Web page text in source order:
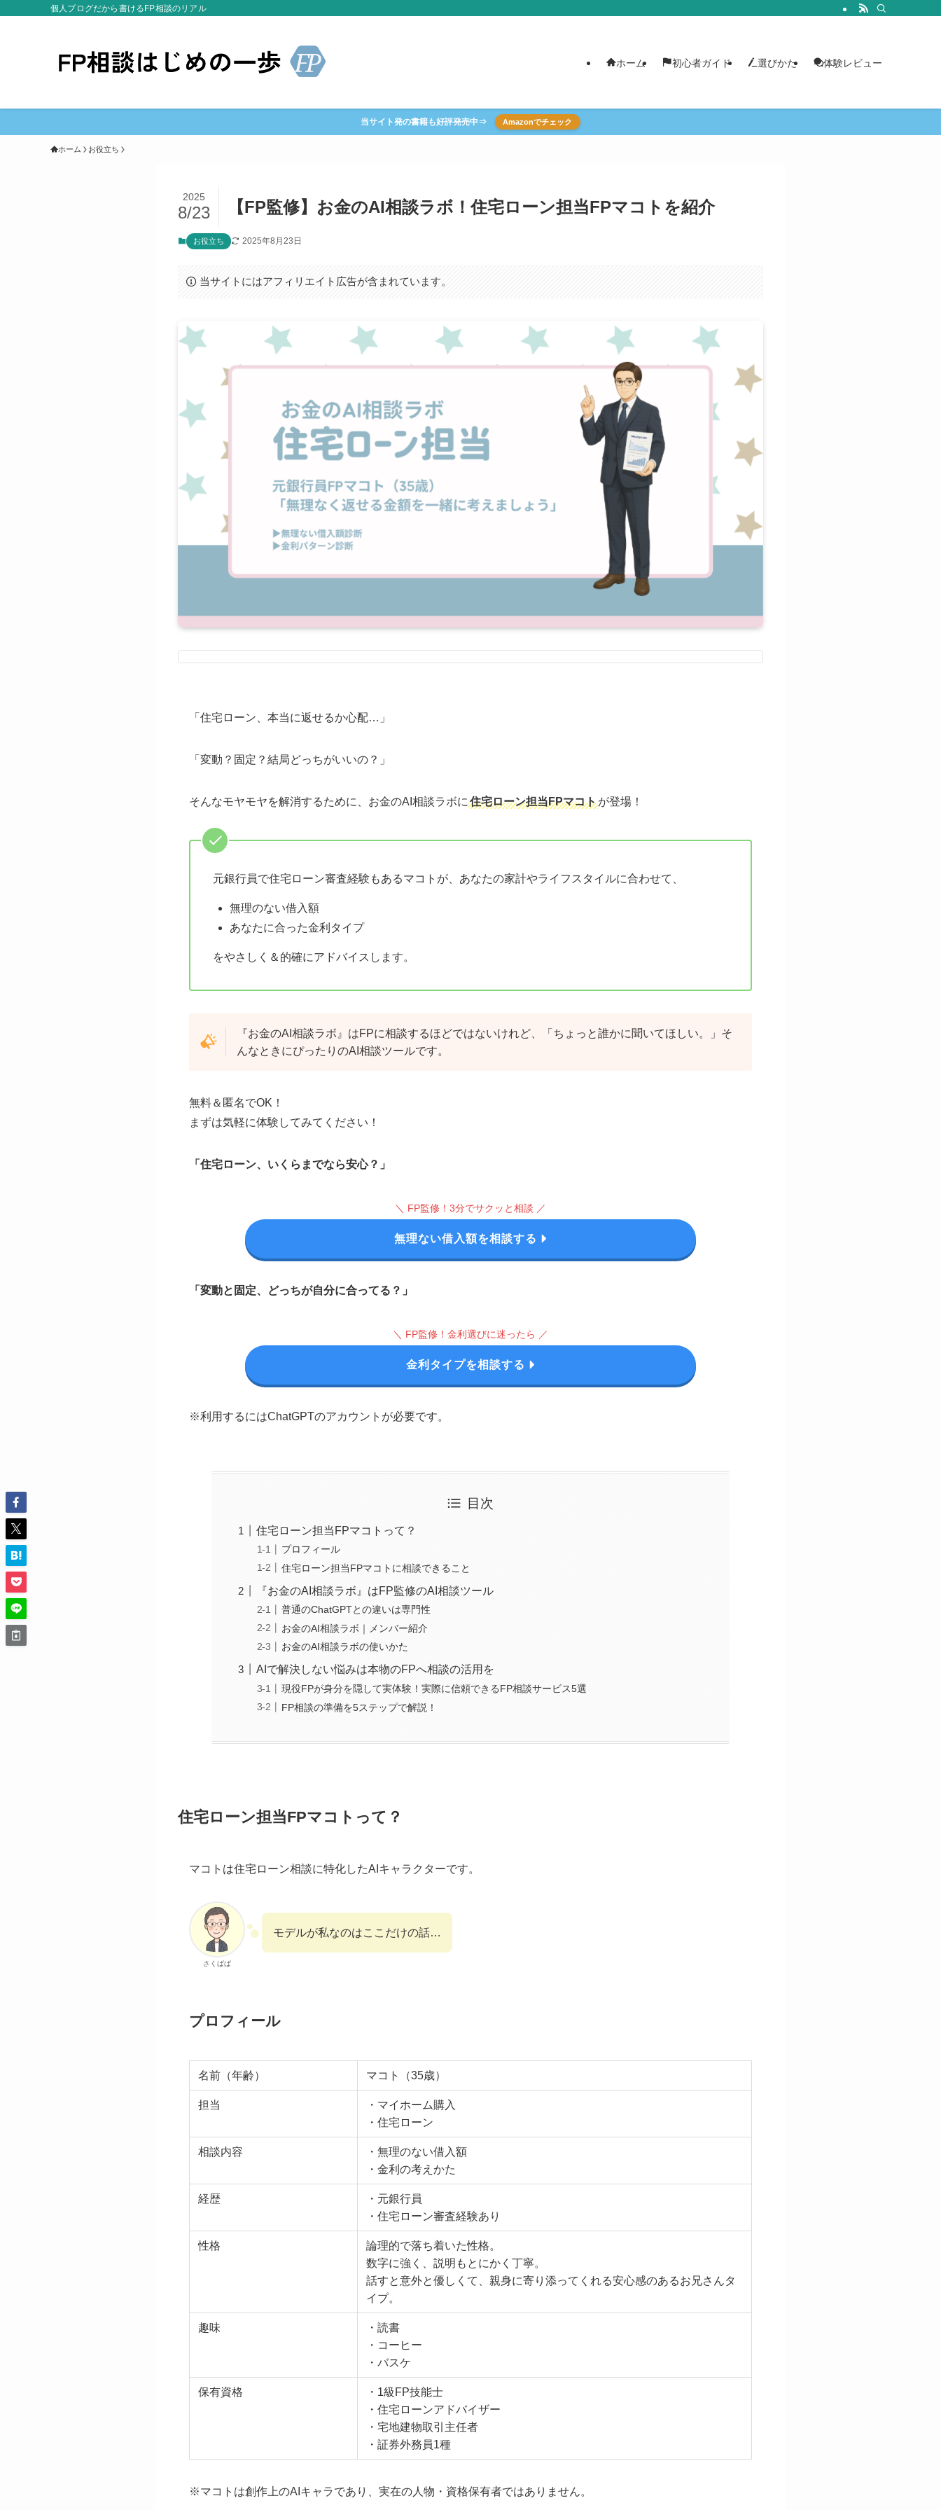
個人ブログだから書けるFP相談のリアル
ホーム 初心者ガイド 選びかた 体験レビュー
当サイト発の書籍も好評発売中⇒ Amazonでチェック
ホーム お役立ち
【FP監修】お金のAI相談ラボ！住宅ローン担当FPマコトを紹介
2025
8/23
お役立ち 2025年8月23日
当サイトにはアフィリエイト広告が含まれています。
「住宅ローン、本当に返せるか心配…」
「変動？固定？結局どっちがいいの？」
そんなモヤモヤを解消するために、お金のAI相談ラボに 住宅ローン担当FPマコトが登場！
元銀行員で住宅ローン審査経験もあるマコトが、あなたの家計やライフスタイルに合わせて、
無理のない借入額
あなたに合った金利タイプ
をやさしく＆的確にアドバイスします。
『お金のAI相談ラボ』はFPに相談するほどではないけれど、「ちょっと誰かに聞いてほしい。」そ
んなときにぴったりのAI相談ツールです。
無料＆匿名でOK！
まずは気軽に体験してみてください！
「住宅ローン、いくらまでなら安心？」
＼ FP監修！3分でサクッと相談 ／
無理ない借入額を相談する
「変動と固定、どっちが自分に合ってる？」
＼ FP監修！金利選びに迷ったら ／
金利タイプを相談する
※利用するにはChatGPTのアカウントが必要です。
目次
住宅ローン担当FPマコトって？
プロフィール
住宅ローン担当FPマコトに相談できること
『お金のAI相談ラボ』はFP監修のAI相談ツール
普通のChatGPTとの違いは専門性
お金のAI相談ラボ｜メンバー紹介
お金のAI相談ラボの使いかた
AIで解決しない悩みは本物のFPへ相談の活用を
現役FPが身分を隠して実体験！実際に信頼できるFP相談サービス5選
FP相談の準備を5ステップで解説！
住宅ローン担当FPマコトって？
マコトは住宅ローン相談に特化したAIキャラクターです。
さくぱぱ
モデルが私なのはここだけの話…
プロフィール
名前（年齢） マコト（35歳）
担当
・マイホーム購入
・住宅ローン
相談内容
・無理のない借入額
・金利の考えかた
経歴
・元銀行員
・住宅ローン審査経験あり
性格
論理的で落ち着いた性格。
数字に強く、説明もとにかく丁寧。
話すと意外と優しくて、親身に寄り添ってくれる安心感のあるお兄さんタ
イプ。
趣味
・読書
・コーヒー
・バスケ
保有資格
・1級FP技能士
・住宅ローンアドバイザー
・宅地建物取引主任者
・証券外務員1種
※マコトは創作上のAIキャラであり、実在の人物・資格保有者ではありません。